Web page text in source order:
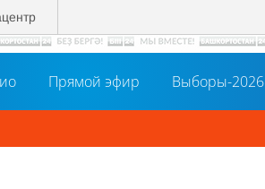
Прямой эфир Выборы-2026